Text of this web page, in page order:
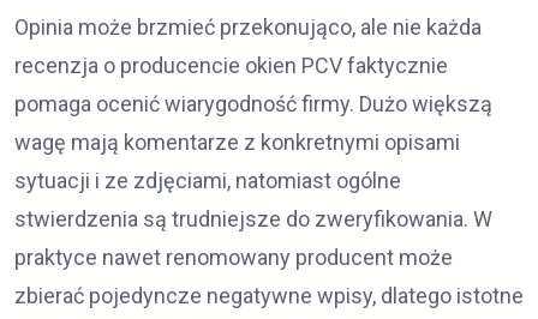
Opinia może brzmieć przekonująco, ale nie każda
recenzja o producencie okien PCV faktycznie
pomaga ocenić wiarygodność firmy. Dużo większą
wagę mają komentarze z konkretnymi opisami
sytuacji i ze zdjęciami, natomiast ogólne
stwierdzenia są trudniejsze do zweryfikowania. W
praktyce nawet renomowany producent może
zbierać pojedyncze negatywne wpisy, dlatego istotne